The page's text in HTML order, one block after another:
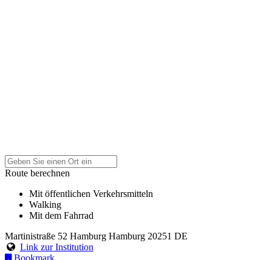
Route berechnen
Mit öffentlichen Verkehrsmitteln
Walking
Mit dem Fahrrad
Martinistraße 52 Hamburg Hamburg 20251 DE
Link zur Institution